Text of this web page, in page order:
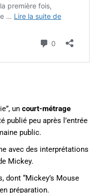
un court-métrage
publié peu après l’entrée
public.
avec des interprétations
Mickey.
dont “Mickey’s Mouse
préparation.